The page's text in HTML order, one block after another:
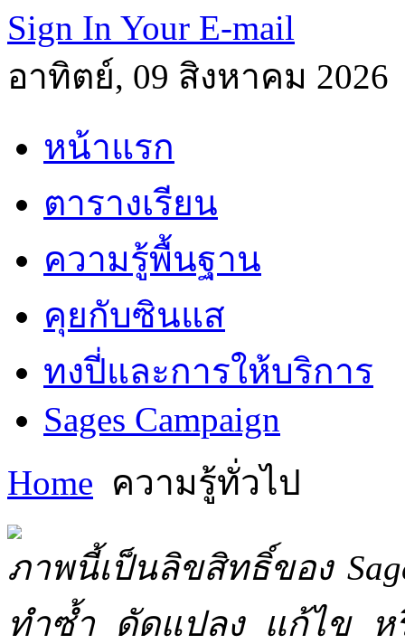
Sign In Your E-mail
อาทิตย์, 09 สิงหาคม 2026
หน้าแรก
ตารางเรียน
ความรู้พื้นฐาน
คุยกับซินแส
ทงปี่และการให้บริการ
Sages Campaign
Home ความรู้ทั่วไป
ภาพนี้เป็นลิขสิทธิ์ของ
ทำซ้ำ ดัดแปลง แก้ไข ห